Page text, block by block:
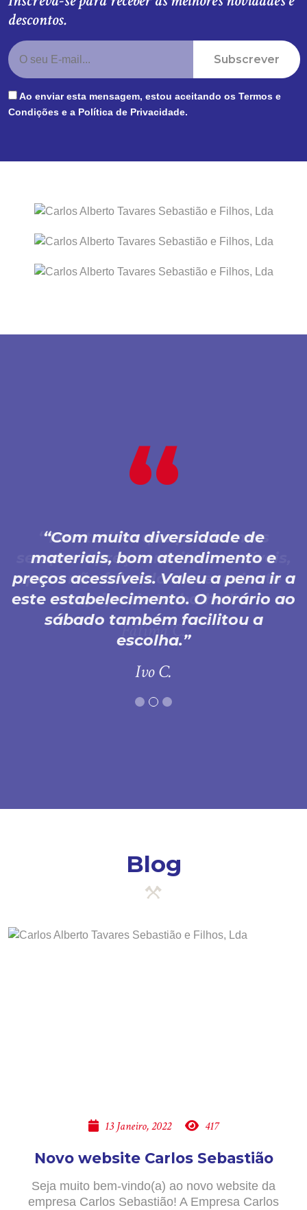
descontos.
Subscrever
Ao enviar esta mensagem, estou aceitando os Termos e
Condições e a Política de Privacidade.
Com muita diversidade de
materiais, bom atendimento e
preços acessíveis. Valeu a pena ir a
este estabelecimento. O horário ao
sábado também facilitou a
escolha.
Ivo C.
Blog
13 Janeiro, 2022 417
Novo website Carlos Sebastião
Seja muito bem-vindo(a) ao novo website da
empresa Carlos Sebastião! A Empresa Carlos